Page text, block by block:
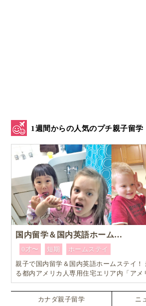
オンライン英会話の「ORTリーディ
は、どのようにレッスンが進むので
という質問をよくいただきます。
スクールでは、担任の先生が一人ひ
グをみていきます。
まずは、文字を見落とさないで正し
1週間からの人気のプチ親子留学
国内留学＆国内英語ホームステイ
0才〜 短期
ホームステイ
親子で国内留学＆国内英語ホームステイ！
る都内アメリカ人専用住宅エリア内「アメ
「ホームステイ体験」プログラム！
カナダ親子留学 ニ